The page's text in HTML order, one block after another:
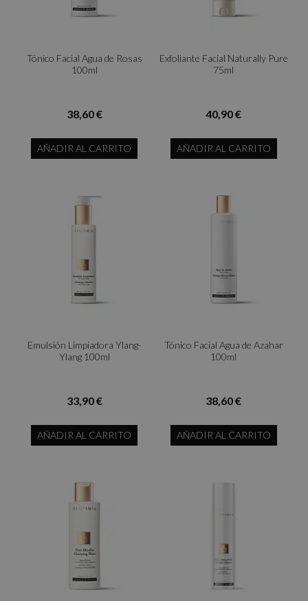
Tónico Facial Agua de Rosas
100ml
38,60 €
AÑADIR AL CARRITO
Exfoliante Facial Naturally Pure
75ml
40,90 €
AÑADIR AL CARRITO
Emulsión Limpiadora Ylang-
Ylang 100ml
33,90 €
AÑADIR AL CARRITO
Tónico Facial Agua de Azahar
100ml
38,60 €
AÑADIR AL CARRITO